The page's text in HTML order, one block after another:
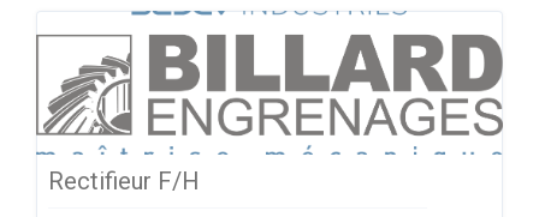
Rectifieur F/H